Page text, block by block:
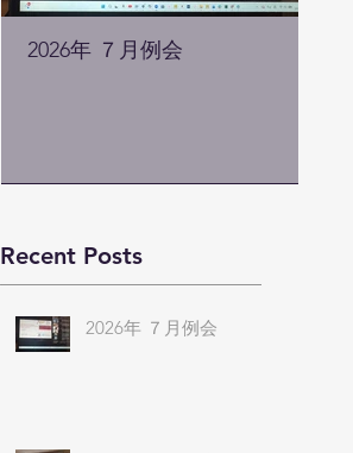
2026年 ７月例会
Recent Posts
2026年 ７月例会